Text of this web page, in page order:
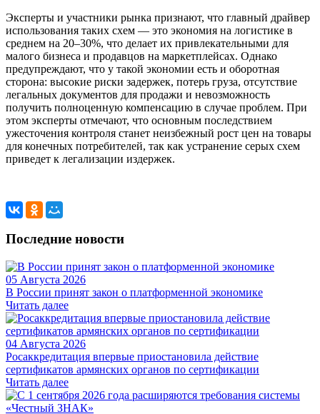
Эксперты и участники рынка признают, что главный драйвер
использования таких схем — это экономия на логистике в
среднем на 20–30%, что делает их привлекательными для
малого бизнеса и продавцов на маркетплейсах. Однако
предупреждают, что у такой экономии есть и оборотная
сторона: высокие риски задержек, потерь груза, отсутствие
легальных документов для продажи и невозможность
получить полноценную компенсацию в случае проблем. При
этом эксперты отмечают, что основным последствием
ужесточения контроля станет неизбежный рост цен на товары
для конечных потребителей, так как устранение серых схем
приведет к легализации издержек.
Последние новости
05 Августа 2026
В России принят закон о платформенной экономике
Читать далее
04 Августа 2026
Росаккредитация впервые приостановила действие
сертификатов армянских органов по сертификации
Читать далее